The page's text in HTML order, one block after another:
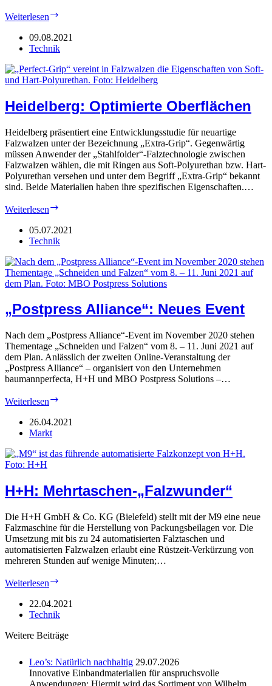
Weiterlesen
derselbe
Lieferant
09.08.2021
Technik
Heidelberg: Optimierte Oberflächen
Heidelberg präsentiert eine Entwicklungsstudie für neuartige
Falzwalzen unter der Bezeichnung „Extra-Grip“. Gegenwärtig
müssen Anwender der „Stahlfolder“-Falztechnologie zwischen
Falzwalzen wählen, die mit Ringen aus Soft-Polyurethan bzw. Hart-
Polyurethan versehen und unter dem Begriff „Extra-Grip“ bekannt
sind. Beide Materialien haben ihre spezifischen Eigenschaften.…
Weiterlesen
Oberflächen
05.07.2021
Technik
„Postpress Alliance“: Neues Event
Nach dem „Postpress Alliance“-Event im November 2020 stehen
Thementage „Schneiden und Falzen“ vom 8. – 11. Juni 2021 auf
dem Plan. Anlässlich der zweiten Online-Veranstaltung der
„Postpress Alliance“ – organisiert von den Unternehmen
baumannperfecta, H+H und MBO Postpress Solutions –…
Weiterlesen
Neues
26.04.2021
Markt
H+H: Mehrtaschen-„Falzwunder“
Die H+H GmbH & Co. KG (Bielefeld) stellt mit der M9 eine neue
Falzmaschine für die Herstellung von Packungsbeilagen vor. Die
Umsetzung mit bis zu 24 automatisierten Falztaschen und
automatisierten Falzwalzen erlaubt eine Rüstzeit-Verkürzung von
mehreren Stunden auf wenige Minuten;…
Weiterlesen
„Falzwunder“
22.04.2021
Technik
Weitere Beiträge
Leo’s: Natürlich nachhaltig 29.07.2026
Innovative Einbandmaterialien für anspruchsvolle